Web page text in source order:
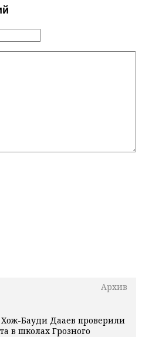
Архив
Бауди Дааев проверили
в школах Грозного